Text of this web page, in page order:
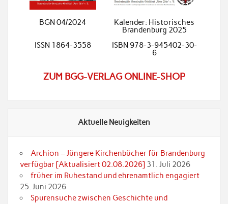
BGN 04/2024
Kalender: Historisches
Brandenburg 2025
ISSN 1864-3558
ISBN 978-3-945402-30-
6
ZUM BGG-VERLAG ONLINE-SHOP
Aktuelle Neuigkeiten
Archion – Jüngere Kirchenbücher für Brandenburg
verfügbar [Aktualisiert 02.08.2026] 31. Juli 2026
früher im Ruhestand und ehrenamtlich engagiert
25. Juni 2026
Spurensuche zwischen Geschichte und